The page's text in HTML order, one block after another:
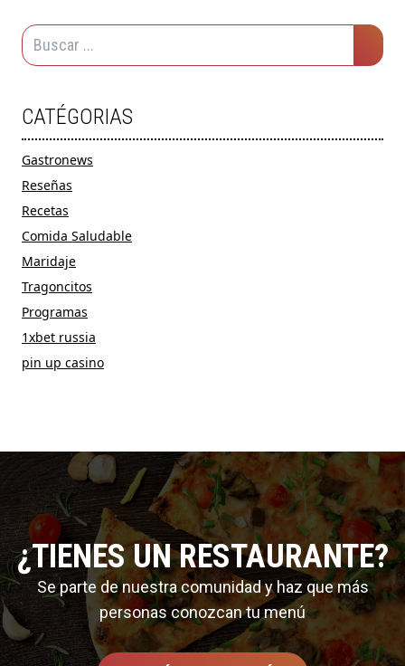
CATÉGORIAS
Gastronews
Reseñas
Recetas
Comida Saludable
Maridaje
Tragoncitos
Programas
1xbet russia
pin up casino
¿TIENES UN RESTAURANTE?
Se parte de nuestra comunidad y haz que más
personas conozcan tu menú